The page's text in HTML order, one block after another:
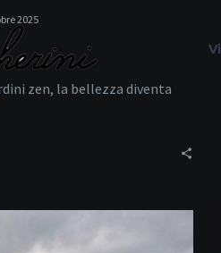
2025
zen, la bellezza diventa
–